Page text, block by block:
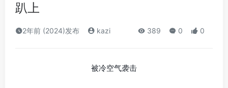
趴上
2年前 (2024)发布 kazi 389 0 0
被冷空气袭击